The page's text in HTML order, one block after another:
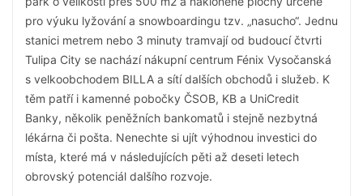
pro výuku lyžování a snowboardingu tzv. „nasucho“. Jednu
stanici metrem nebo 3 minuty tramvají od budoucí čtvrti
Tulipa City se nachází nákupní centrum Fénix Vysočanská
s velkoobchodem BILLA a sítí dalších obchodů i služeb. K
těm patří i kamenné pobočky ČSOB, KB a UniCredit
Banky, několik peněžních bankomatů i stejně nezbytná
lékárna či pošta. Nenechte si ujít výhodnou investici do
místa, které má v následujících pěti až deseti letech
obrovský potenciál dalšího rozvoje.